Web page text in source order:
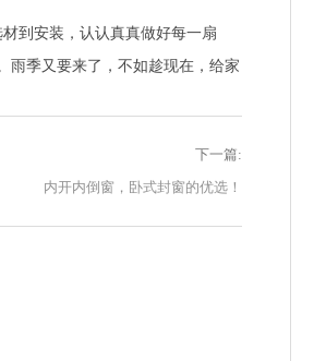
到安装，认认真真做好每一扇
雨季又要来了，不如趁现在，给家
下一篇:
内开内倒窗，卧式封窗的优选！